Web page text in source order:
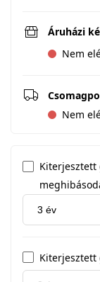
Áruházi
Nem
Nem
Kiterjesztett
Kiterjesztett